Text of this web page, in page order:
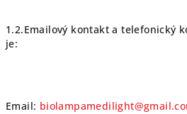
1.2.Emailový kontakt a telefonický
je:
Email: